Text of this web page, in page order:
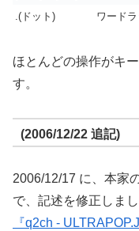
.(ドット)
ワード
ほとんどの操作がキ
す。
(2006/12/22 追記)
2006/12/17 に、本家
で、記述を修正しま
『q2ch -